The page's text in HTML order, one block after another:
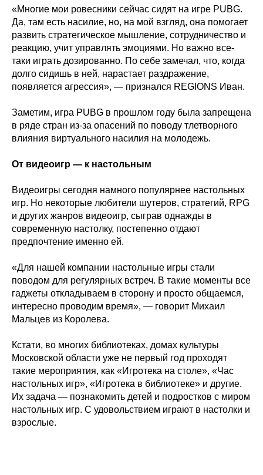
«Многие мои ровесники сейчас сидят на игре PUBG.
Да, там есть насилие, но, на мой взгляд, она помогает
развить стратегическое мышление, сотрудничество и
реакцию, учит управлять эмоциями. Но важно все-
таки играть дозированно. По себе замечал, что, когда
долго сидишь в ней, нарастает раздражение,
появляется агрессия», — признался REGIONS Иван.
Заметим, игра PUBG в прошлом году была запрещена
в ряде стран из-за опасений по поводу тлетворного
влияния виртуального насилия на молодежь.
От видеоигр — к настольным
Видеоигры сегодня намного популярнее настольных
игр. Но некоторые любители шутеров, стратегий, RPG
и других жанров видеоигр, сыграв однажды в
современную настолку, постепенно отдают
предпочтение именно ей.
«Для нашей компании настольные игры стали
поводом для регулярных встреч. В такие моменты все
гаджеты откладываем в сторону и просто общаемся,
интересно проводим время», — говорит Михаил
Мальцев из Королева.
Кстати, во многих библиотеках, домах культуры
Московской области уже не первый год проходят
такие мероприятия, как «Игротека на столе», «Час
настольных игр», «Игротека в библиотеке» и другие.
Их задача — познакомить детей и подростков с миром
настольных игр. С удовольствием играют в настолки и
взрослые.